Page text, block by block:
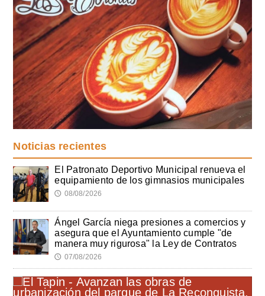
Noticias recientes
El Patronato Deportivo Municipal renueva el
equipamiento de los gimnasios municipales
🕔 08/08/2026
Ángel García niega presiones a comercios y
asegura que el Ayuntamiento cumple "de
manera muy rigurosa" la Ley de Contratos
🕔 07/08/2026